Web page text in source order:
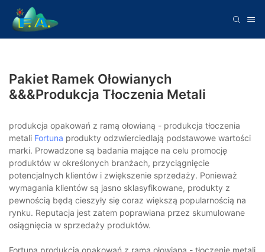
Pakiet Ramek Ołowianych
&&&produkcja Tłoczenia Metali
produkcja opakowań z ramą ołowianą - produkcja tłoczenia
metali Fortuna produkty odzwierciedlają podstawowe wartości
marki. Prowadzone są badania mające na celu promocję
produktów w określonych branżach, przyciągnięcie
potencjalnych klientów i zwiększenie sprzedaży. Ponieważ
wymagania klientów są jasno sklasyfikowane, produkty z
pewnością będą cieszyły się coraz większą popularnością na
rynku. Reputacja jest zatem poprawiana przez skumulowane
osiągnięcia w sprzedaży produktów.
Fortuna produkcja opakowań z ramą ołowianą - tłoczenie metali